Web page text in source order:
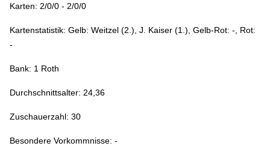
Karten: 2/0/0 - 2/0/0
Kartenstatistik: Gelb: Weitzel (2.), J. Kaiser (1.), Gelb-Rot: -, Rot:
-
Bank: 1 Roth
Durchschnittsalter: 24,36
Zuschauerzahl: 30
Besondere Vorkommnisse: -